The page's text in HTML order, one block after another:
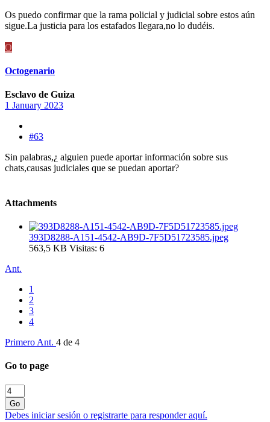
Os puedo confirmar que la rama policial y judicial sobre estos aún
sigue.La justicia para los estafados llegara,no lo dudéis.
O
Octogenario
Esclavo de Guiza
1 January 2023
#63
Sin palabras,¿ alguien puede aportar información sobre sus
chats,causas judiciales que se puedan aportar?
Attachments
393D8288-A151-4542-AB9D-7F5D51723585.jpeg
563,5 KB Visitas: 6
Ant.
1
2
3
4
Primero Ant. 4 de 4
Go to page
Go
Debes iniciar sesión o registrarte para responder aquí.